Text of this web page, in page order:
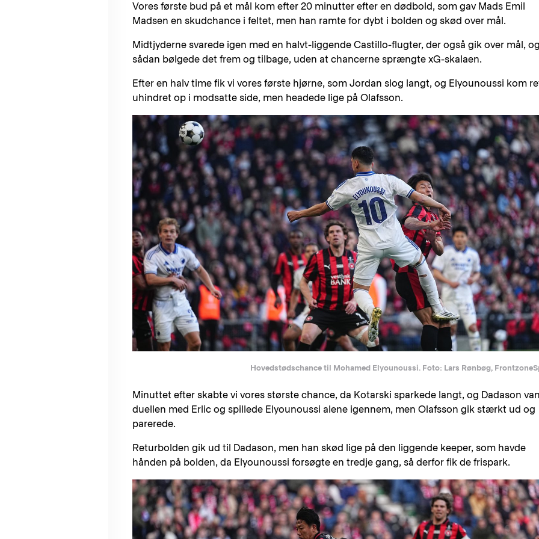
Vores første bud på et mål kom efter 20 minutter efter en dødbold, som gav Mads Emil
Madsen en skudchance i feltet, men han ramte for dybt i bolden og skød over mål.
Midtjyderne svarede igen med en halvt-liggende Castillo-flugter, der også gik over mål,
sådan bølgede det frem og tilbage, uden at chancerne sprængte xG-skalaen.
Efter en halv time fik vi vores første hjørne, som Jordan slog langt, og Elyounoussi kom
uhindret op i modsatte side, men headede lige på Olafsson.
Hovedstødschance til Mohamed Elyounoussi. Foto: Lars Rønbøg,
Minuttet efter skabte vi vores største chance, da Kotarski sparkede langt, og Dadason
duellen med Erlic og spillede Elyounoussi alene igennem, men Olafsson gik stærkt ud og
parerede.
Returbolden gik ud til Dadason, men han skød lige på den liggende keeper, som havde
hånden på bolden, da Elyounoussi forsøgte en tredje gang, så derfor fik de frispark.